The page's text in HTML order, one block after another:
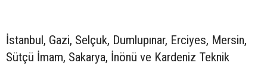
İstanbul, Gazi, Selçuk, Dumlupınar, Erciyes, Mersin,
Sütçü İmam, Sakarya, İnönü ve Kardeniz Teknik